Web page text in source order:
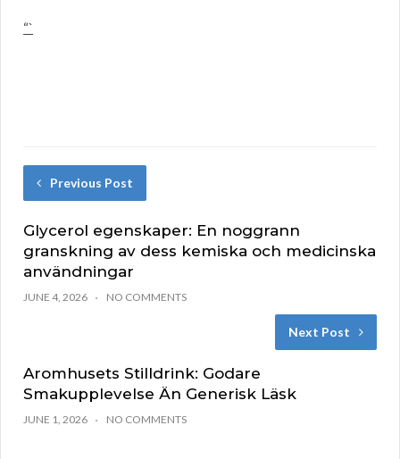
“`
Previous Post
Glycerol egenskaper: En noggrann
granskning av dess kemiska och medicinska
användningar
JUNE 4, 2026 NO COMMENTS
Next Post
Aromhusets Stilldrink: Godare
Smakupplevelse Än Generisk Läsk
JUNE 1, 2026 NO COMMENTS